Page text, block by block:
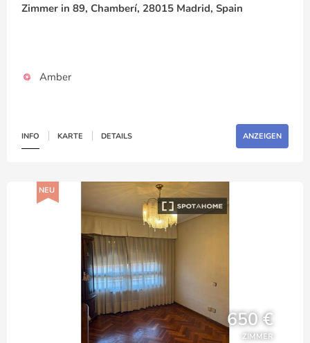
Zimmer in 89, Chamberí, 28015 Madrid, Spain
Amber
INFO KARTE DETAILS ANZEIGEN
NEU
650 €
ZIMMER